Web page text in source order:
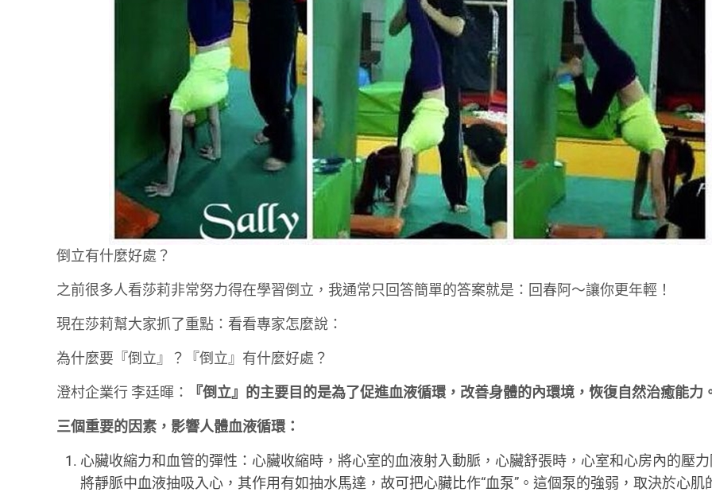
倒立有什麼好處？
之前很多人看莎莉非常努力得在學習倒立，我通常只回答簡單的答案就是：回春阿～讓你更年輕！
現在莎莉幫大家抓了重點：看看專家怎麼說：
為什麼要『倒立』？『倒立』有什麼好處？
澄村企業行 李廷暉： 『倒立』的主要目的是為了促進血液循環，改善身體的內環境，恢復自然治癒能力
三個重要的因素，影響人體血液循環：
心臟收縮力和血管的彈性：心臟收縮時，將心室的血液射入動脈，心臟舒張時，心室和心房內的壓
將靜脈中血液抽吸入心，其作用有如抽水馬達，故可把心臟比作“血泵”。這個泵的強弱，取決於心肌